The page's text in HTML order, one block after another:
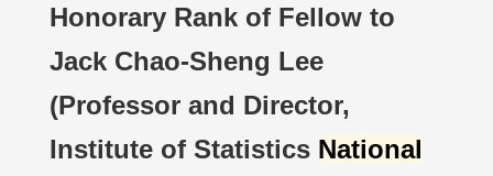
Honorary Rank of Fellow to
Jack Chao-Sheng Lee
(Professor and Director,
Institute of Statistics National